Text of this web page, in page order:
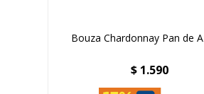
Bouza Chardonnay Pan de
$ 1.590